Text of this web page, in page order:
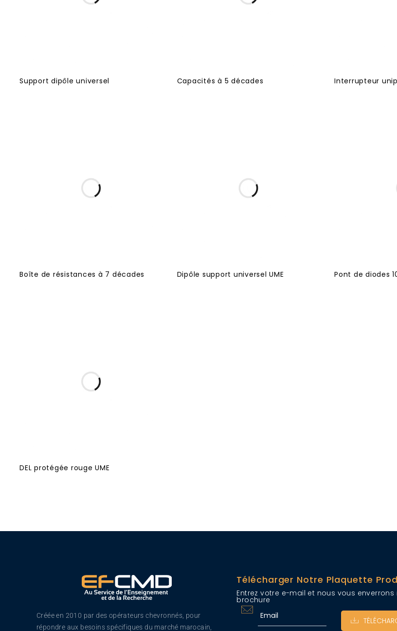
Support dipôle universel Capacités à 5 décades Interrupteur
Boîte de résistances à 7 décades Dipôle support universel UME Pont de diodes
DEL protégée rouge UME
Créée en 2010 par des opérateurs chevronnés, pour
répondre aux besoins spécifiques du marché marocain,
Télécharger Notre Plaquette
Entrez votre e-mail et nous vous enverrons
brochure